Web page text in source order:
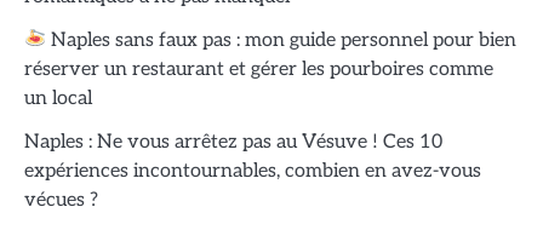
Naples sans faux pas : mon guide personnel pour bien
réserver un restaurant et gérer les pourboires comme
un local
Naples : Ne vous arrêtez pas au Vésuve ! Ces 10
expériences incontournables, combien en avez-vous
vécues ?